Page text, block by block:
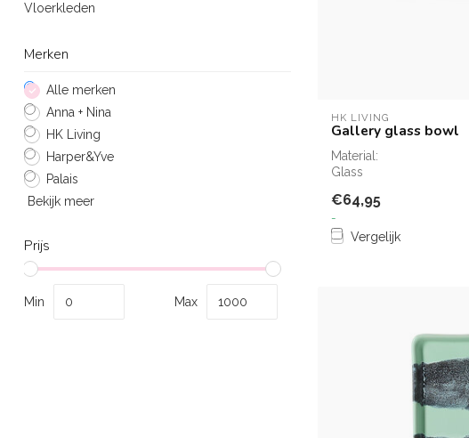
Vloerkleden
Merken
Alle merken
Anna + Nina
HK Living
Harper&Yve
Palais
Bekijk meer
Prijs
Min Max
HK LIVING
Gallery glass bowl
Material:
Glass
€64,95
-
Vergelijk